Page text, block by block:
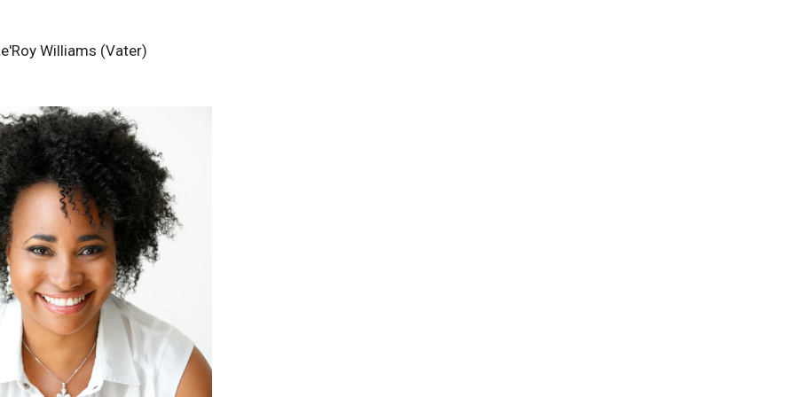
Williams (Vater)